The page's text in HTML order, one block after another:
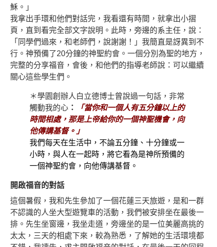
穌。」
我拿出手環和他們對話完，我看還有時間，就拿出小摺
頁，直到看完全部文字說明。此時，旁邊的系主任，說：
「同學們過來，和老師們，說謝謝！」我簡直是訝異到不
行。神預備了20分鐘的神聖約會。一個分別為聖的地方，
完整的分享福音，會後，和他們的指導老師說：可以繼續
關心這些學生們。
＊學園創辦人白立德博士曾說過一句話，非常
觸動我的心 ：
「當你和一個人有五分鐘以上的
時間相處，那是上帝給你的一個神聖機會，向
他傳講基督。」
我們每天在生活中，不論五分鐘、十分鐘或一
小時，與人在一起時，將它看為是神所預備的
一個神聖約會，向他傳講基督。
開啟福音的對話
這個暑假，我和先生參加了一個花蓮三天旅遊，是和一群
不認識的人坐大型遊覽車的活動，我們被安排坐在最後一
排。先生坐窗邊，我坐走道，旁邊坐的是一位美麗高挑的
太太，三天的相處下來，較為熟悉，了解她的生活環境都